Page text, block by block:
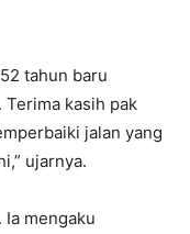
tahun baru
kasih pak
jalan yang
ujarnya.
Ia mengaku